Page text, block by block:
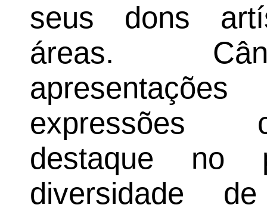
seus dons
áreas.
expressões
destaque no
diversidade